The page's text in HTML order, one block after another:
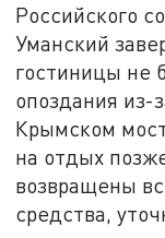
Российского
Уманский
гостиницы не
опоздания из-
Крымском
на отдых
возвращены
средства,